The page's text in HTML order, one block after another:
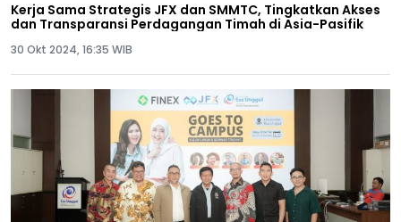
Kerja Sama Strategis JFX dan SMMTC, Tingkatkan Akses
dan Transparansi Perdagangan Timah di Asia-Pasifik
30 Okt 2024, 16:35 WIB